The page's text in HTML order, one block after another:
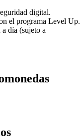
digital.
el programa Level Up.
día (sujeto a